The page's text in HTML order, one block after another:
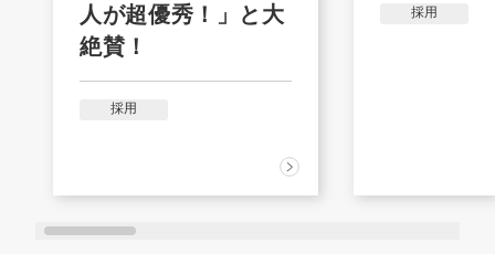
人が超優秀！」と大
絶賛！
採用
採用